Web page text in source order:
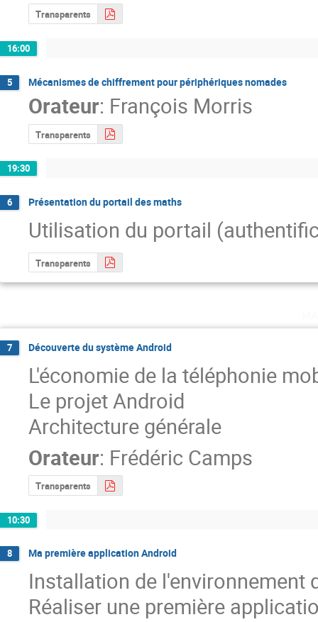
Transparents
16:00
5 Mécanismes de chiffrement pour périphériques nomades
Orateur: François Morris
Transparents
19:30
6 Présentation du portail des maths
Utilisation du portail
Transparents
7 Découverte du système Android
L'économie de la téléphonie
Le projet Android
Architecture générale
Orateur: Frédéric Camps
Transparents
10:30
8 Ma première application Android
Installation de l'environnement
Réaliser une première